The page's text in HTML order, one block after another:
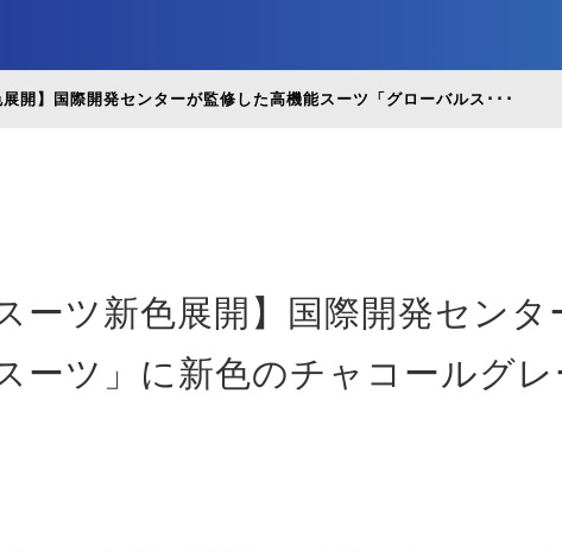
展開】国際開発センターが監修した高機能スーツ「グローバルス･･･
ーツ新色展開】国際開発セン
ーツ」に新色のチャコールグ